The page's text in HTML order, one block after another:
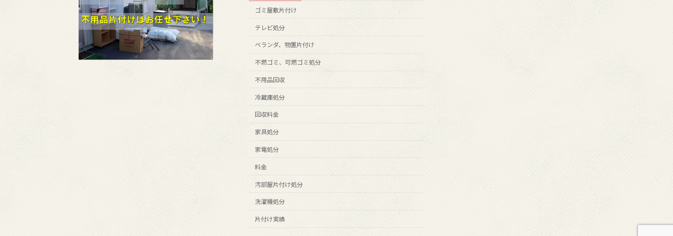
ゴミ屋敷片付け
テレビ処分
ベランダ、物置片付け
不燃ゴミ、可燃ゴミ処分
不用品回収
冷蔵庫処分
回収料金
家具処分
家電処分
料金
汚部屋片付け処分
洗濯機処分
片付け実績